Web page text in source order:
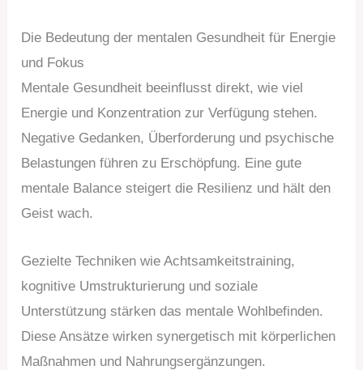
Die Bedeutung der mentalen Gesundheit für Energie
und Fokus
Mentale Gesundheit beeinflusst direkt, wie viel
Energie und Konzentration zur Verfügung stehen.
Negative Gedanken, Überforderung und psychische
Belastungen führen zu Erschöpfung. Eine gute
mentale Balance steigert die Resilienz und hält den
Geist wach.
Gezielte Techniken wie Achtsamkeitstraining,
kognitive Umstrukturierung und soziale
Unterstützung stärken das mentale Wohlbefinden.
Diese Ansätze wirken synergetisch mit körperlichen
Maßnahmen und Nahrungsergänzungen.